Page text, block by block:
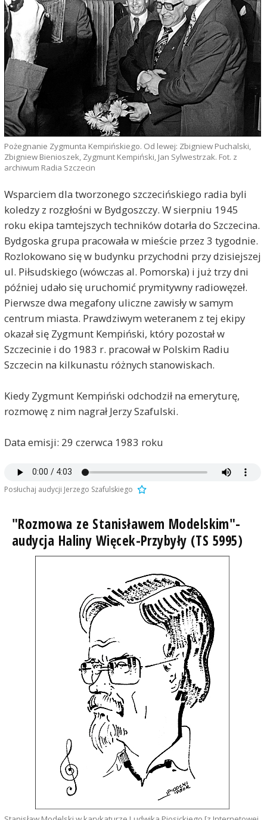
Pożegnanie Zygmunta Kempińskiego. Od lewej: Zbigniew Puchalski,
Zbigniew Bienioszek, Zygmunt Kempiński, Jan Sylwestrzak. Fot. z
archiwum Radia Szczecin
Wsparciem dla tworzonego szczecińskiego radia byli
koledzy z rozgłośni w Bydgoszczy. W sierpniu 1945
roku ekipa tamtejszych techników dotarła do Szczecina.
Bydgoska grupa pracowała w mieście przez 3 tygodnie.
Rozlokowano się w budynku przychodni przy dzisiejszej
ul. Piłsudskiego (wówczas al. Pomorska) i już trzy dni
później udało się uruchomić prymitywny radiowęzeł.
Pierwsze dwa megafony uliczne zawisły w samym
centrum miasta. Prawdziwym weteranem z tej ekipy
okazał się Zygmunt Kempiński, który pozostał w
Szczecinie i do 1983 r. pracował w Polskim Radiu
Szczecin na kilkunastu różnych stanowiskach.
Kiedy Zygmunt Kempiński odchodził na emeryturę,
rozmowę z nim nagrał Jerzy Szafulski.
Data emisji: 29 czerwca 1983 roku
Posłuchaj audycji Jerzego Szafulskiego
"Rozmowa ze Stanisławem Modelskim"-
audycja Haliny Więcek-Przybyły (TS 5995)